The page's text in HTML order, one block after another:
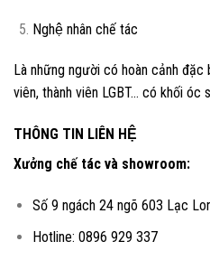
Nghệ nhân chế tác
Là những người có hoàn cảnh
viên, thành viên LGBT… có khối óc
THÔNG TIN LIÊN HỆ
Xưởng chế tác và showroom:
Số 9 ngách 24 ngõ 603 Lạc
Hotline: 0896 929 337